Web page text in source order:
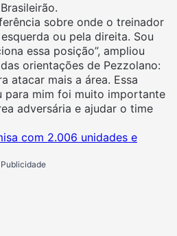
sobre onde o treinador
ou pela direita. Sou
essa posição”, ampliou
orientações de Pezzolano:
atacar mais a área. Essa
para mim foi muito importante
adversária e ajudar o time
com 2.006 unidades e
Publicidade